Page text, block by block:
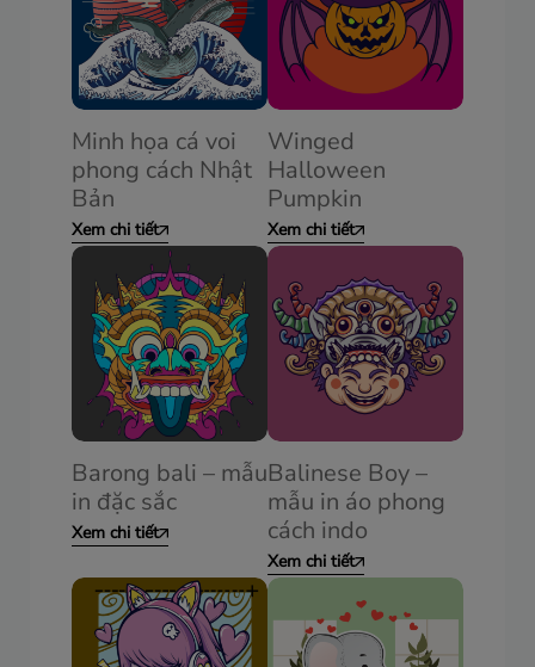
Minh họa cá voi
phong cách Nhật
Bản
Xem chi tiết
Winged
Halloween
Pumpkin
Xem chi tiết
Barong bali – mẫu
in đặc sắc
Xem chi tiết
Balinese Boy –
mẫu in áo phong
cách indo
Xem chi tiết